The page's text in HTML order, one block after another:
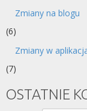
Zmiany na blogu
(6)
Zmiany w
(7)
OSTATNIE